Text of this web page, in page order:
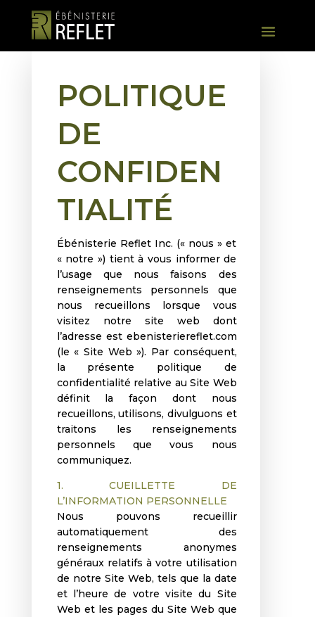
POLITIQUE
DE
CONFIDEN
TIALITÉ
Ébénisterie Reflet Inc. (« nous » et
« notre ») tient à vous informer de
l’usage que nous faisons des
renseignements personnels que
nous recueillons lorsque vous
visitez notre site web dont
l’adresse est ebenisteriereflet.com
(le « Site Web »). Par conséquent,
la présente politique de
confidentialité relative au Site Web
définit la façon dont nous
recueillons, utilisons, divulguons et
traitons les renseignements
personnels que vous nous
communiquez.
1. CUEILLETTE DE
L’INFORMATION PERSONNELLE
Nous pouvons recueillir
automatiquement des
renseignements anonymes
généraux relatifs à votre utilisation
de notre Site Web, tels que la date
et l’heure de votre visite du Site
Web et les pages du Site Web que